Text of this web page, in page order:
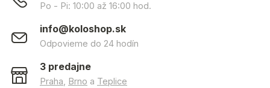
Po - Pi: 10:00 až 16:00 hod.
info@koloshop.sk
Odpovieme do 24 hodín
3 predajne
Praha Brno a Teplice